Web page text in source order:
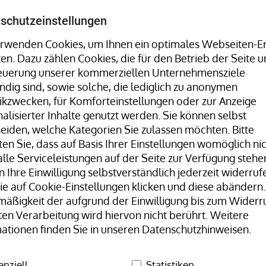
Cookies, um Ihnen ein optimales Webseiten-
Dazu zählen Cookies, die für den Betrieb der Seite
unserer kommerziellen Unternehmensziele
sind, sowie solche, die lediglich zu anonymen
für Komforteinstellungen oder zur Anzeige
Inhalte genutzt werden. Sie können selbst
welche Kategorien Sie zulassen möchten. Bitte
Sie, dass auf Basis Ihrer Einstellungen womöglich
Serviceleistungen auf der Seite zur Verfügung
Ihre Einwilligung selbstverständlich jederzeit
auf Cookie-Einstellungen klicken und diese
der aufgrund der Einwilligung bis zum
Verarbeitung wird hiervon nicht berührt. Weitere
finden Sie in unseren Datenschutzhinweisen.
Stretchwickler uvm. finden Sie
Hotline:+49 8323 9660-0| Mo-Fr
Unser Team H+D Stammwerk
Naturkautschuk Gummibänder, natur/